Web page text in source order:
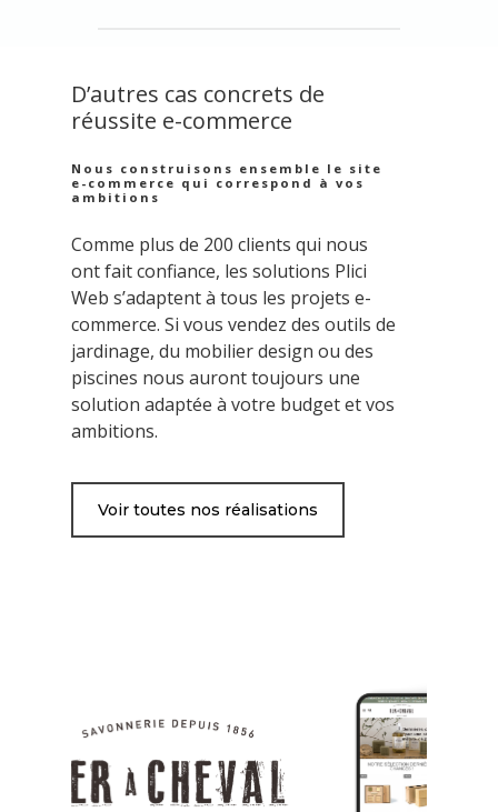
pour des mises à jour, des problèmes
techniques ou des questions générales,
notre équipe est à votre disposition.
D’autres cas concrets de
réussite e-commerce
Nous construisons ensemble le site
e-commerce qui correspond à vos
ambitions
Comme plus de 200 clients qui nous
ont fait confiance, les solutions Plici
Web s’adaptent à tous les projets e-
commerce. Si vous vendez des outils de
jardinage, du mobilier design ou des
piscines nous auront toujours une
solution adaptée à votre budget et vos
ambitions.
Voir toutes nos réalisations